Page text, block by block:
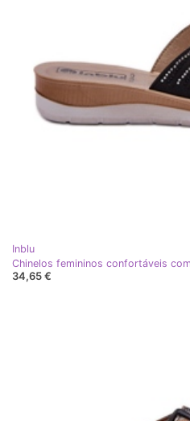
Inblu
34,65 €